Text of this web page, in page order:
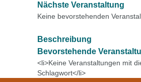
Nächste Veranstaltung
Keine bevorstehenden
Beschreibung
Bevorstehende
<li>Keine Veranstaltungen mit
Schlagwort</li>